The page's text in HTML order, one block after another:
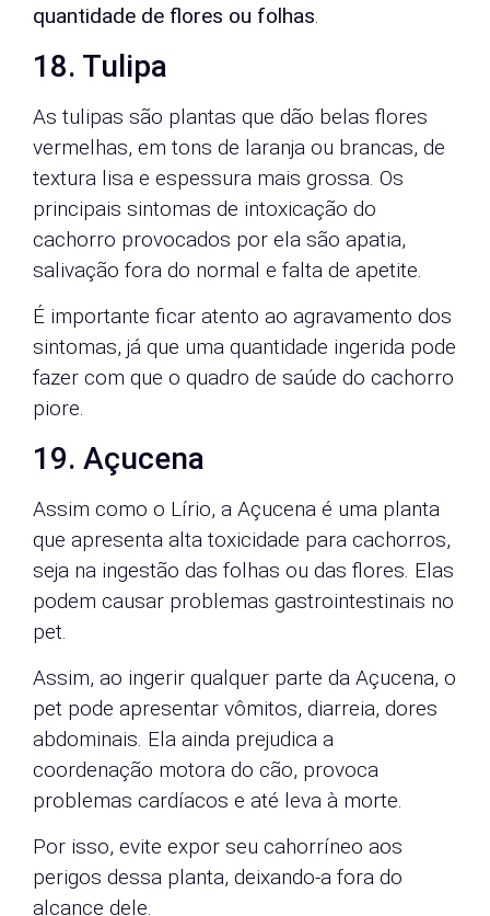
quantidade de flores ou folhas.
18. Tulipa
As tulipas são plantas que dão belas flores
vermelhas, em tons de laranja ou brancas, de
textura lisa e espessura mais grossa. Os
principais sintomas de intoxicação do
cachorro provocados por ela são apatia,
salivação fora do normal e falta de apetite.
É importante ficar atento ao agravamento dos
sintomas, já que uma quantidade ingerida pode
fazer com que o quadro de saúde do cachorro
piore.
19. Açucena
Assim como o Lírio, a Açucena é uma planta
que apresenta alta toxicidade para cachorros,
seja na ingestão das folhas ou das flores. Elas
podem causar problemas gastrointestinais no
pet.
Assim, ao ingerir qualquer parte da Açucena, o
pet pode apresentar vômitos, diarreia, dores
abdominais. Ela ainda prejudica a
coordenação motora do cão, provoca
problemas cardíacos e até leva à morte.
Por isso, evite expor seu cahorríneo aos
perigos dessa planta, deixando-a fora do
alcance dele.